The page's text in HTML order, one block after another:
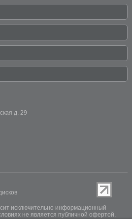
д. 29
исключительно информационный
не является публичной офертой,